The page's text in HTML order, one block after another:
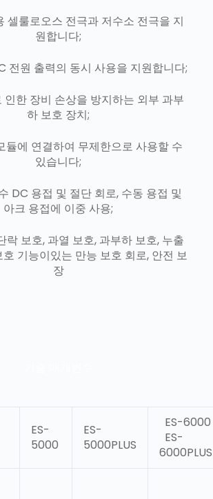
셀룰로오스 전극과 저수소 전극을 지
원합니다;
전원 출력의 동시 사용을 지원합니다;
인한 장비 손상을 방지하는 외부 과부
하 보호 장치;
듈에 연결하여 무제한으로 사용할 수
있습니다;
DC 용접 및 절단 회로, 수동 용접 및
아크 용접에 이중 사용;
락 보호, 과열 보호, 과부하 보호, 누출
기능이있는 만능 보호 회로, 안전 보
장
ES-
5000
ES-
5000PLUS
ES-6000
ES-
6000PLUS